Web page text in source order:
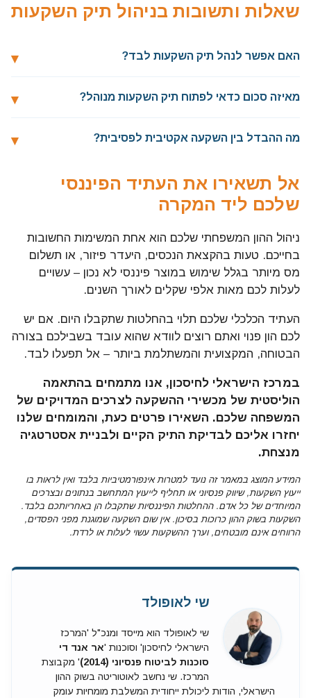
שאלות ותשובות בניהול תיק השקעות
האם אפשר לנהל תיק השקעות לבד?
מאיזה סכום כדאי לפתוח תיק השקעות מנוהל?
מה ההבדל בין השקעה אקטיבית לפסיבית?
אל תשאירו את העתיד הפיננסי
שלכם ליד המקרה
ניהול ההון המשפחתי שלכם הוא אחת המשימות החשובות
בחייכם. טעות בהקצאת הנכסים, היעדר פיזור, או תשלום
מס מיותר בגלל שימוש במוצר פיננסי לא נכון – עשויים
לעלות לכם מאות אלפי שקלים לאורך השנים.
העתיד הכלכלי שלכם תלוי בהחלטות שתקבלו היום. אם יש
לכם הון פנוי ואתם רוצים לוודא שהוא עובד בשבילכם בצורה
הבטוחה, המקצועית והמשתלמת ביותר – אל תפעלו לבד.
במרכז הישראלי לחיסכון, אנו מתמחים בהתאמה
הוליסטית של מכשירי ההשקעה לצרכים המדויקים של
המשפחה שלכם. השאירו פרטים כעת, והמומחים שלנו
יחזרו אליכם לבדיקת התיק הקיים ולבניית אסטרטגיה
מנצחת.
המידע המוצג במאמר זה נועד למטרות אינפורמטיביות בלבד ואין לראות בו
ייעוץ השקעות, שיווק פנסיוני או תחליף לייעוץ המתחשב בנתונים ובצרכים
המיוחדים של כל אדם. ההחלטות הפיננסיות שתקבלו הן באחריותכם בלבד.
השקעות בשוק ההון כרוכות בסיכון. אין שום השקעה שמוגנת מפני הפסדים,
הרווחים אינם מובטחים, וערך ההשקעות עשוי לעלות או לרדת.
שי לאופולד
שי לאופולד הוא מייסד ומנכ"ל 'המרכז
הישראלי לחיסכון' וסוכנות 'אר אנד די
סוכנות לביטוח פנסיוני (2014)
' מקבוצת
המרכז. שי נחשב לאוטוריטה בשוק ההון
הישראלי, הודות ליכולת ייחודית המשלבת מומחיות עומק